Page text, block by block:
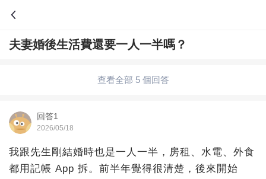
夫妻婚後生活費還要一人一半嗎？
查看全部 5 個回答
回答1
2026/05/18
我跟先生剛結婚時也是一人一半，房租、水電、外食
都用記帳 App 拆。前半年覺得很清楚，後來開始
問答
婚姻情感 職場